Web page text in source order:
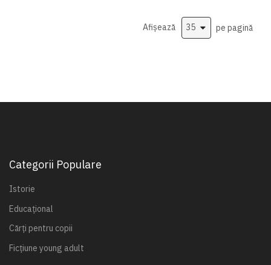
Afișează pe pagină
Categorii Populare
Istorie
Educațional
Cărți pentru copii
Ficțiune young adult